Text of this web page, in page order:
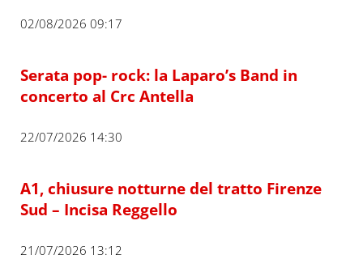
02/08/2026 09:17
Serata pop- rock: la Laparo’s Band in
concerto al Crc Antella
22/07/2026 14:30
A1, chiusure notturne del tratto Firenze
Sud – Incisa Reggello
21/07/2026 13:12